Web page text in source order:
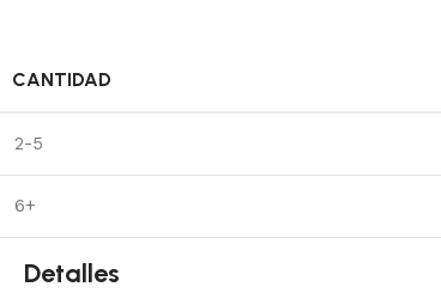
CANTIDAD
2-5
6+
Detalles